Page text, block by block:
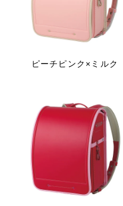
ピーチピンク×ミルク